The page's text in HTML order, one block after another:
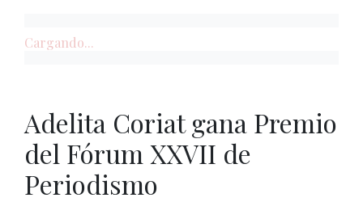
Cargando...
Adelita Coriat gana Premio
del Fórum XXVII de
Periodismo